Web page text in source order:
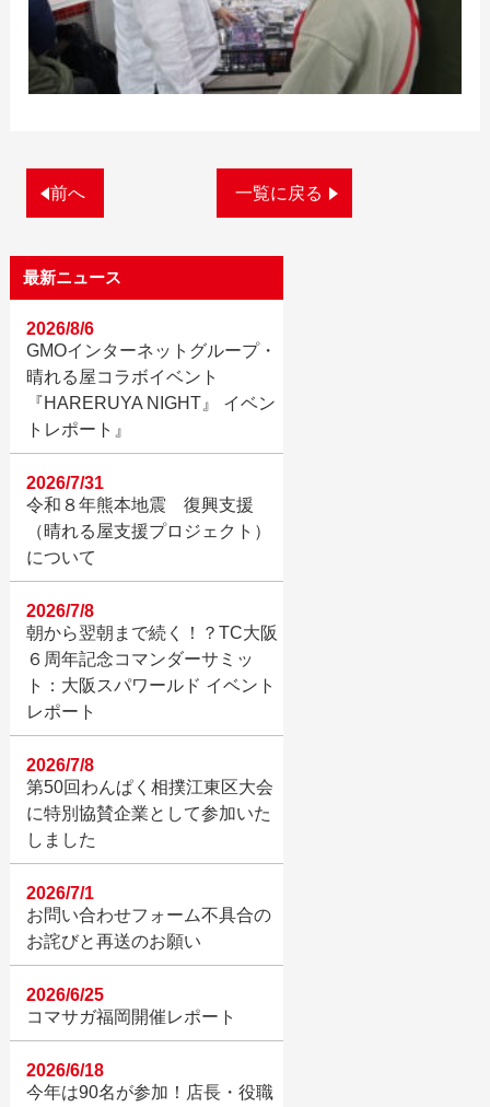
前へ 一覧に戻る
最新ニュース
GMOインターネットグループ・
晴れる屋コラボイベント
『HARERUYA NIGHT』 イベン
トレポート』
2026/8/6
令和８年熊本地震 復興支援
（晴れる屋支援プロジェクト）
について
2026/7/31
朝から翌朝まで続く！？TC大阪
６周年記念コマンダーサミッ
ト：大阪スパワールド イベント
レポート
2026/7/8
第50回わんぱく相撲江東区大会
に特別協賛企業として参加いた
しました
2026/7/8
お問い合わせフォーム不具合の
お詫びと再送のお願い
2026/7/1
コマサガ福岡開催レポート
2026/6/25
今年は90名が参加！店長・役職
2026/6/18